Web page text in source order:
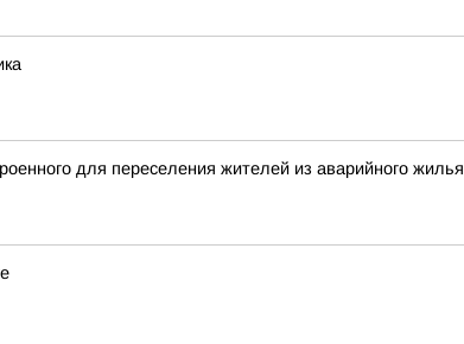
для переселения жителей из аварийного жилья